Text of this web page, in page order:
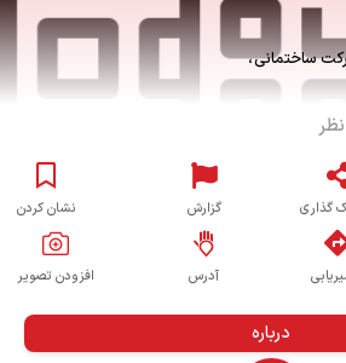
ساختمانی
گذاری گزارش نشان کردن
آدرس افزودن تصویر
درباره